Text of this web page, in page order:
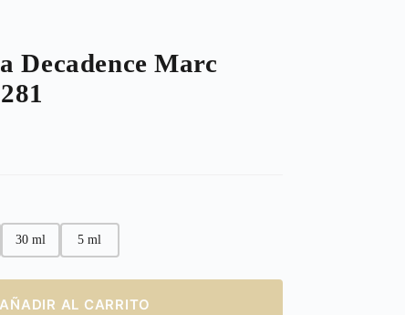
Decadence Marc
30 ml 5 ml
AÑADIR AL CARRITO